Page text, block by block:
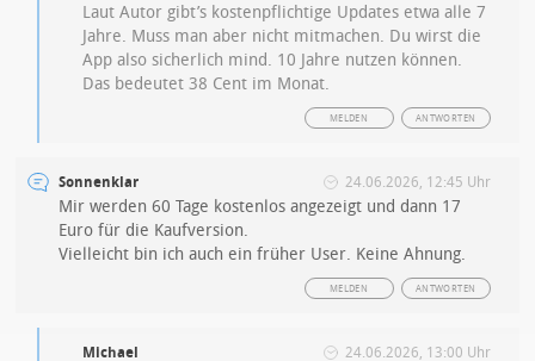
Laut Autor gibt’s kostenpflichtige Updates etwa alle 7
Jahre. Muss man aber nicht mitmachen. Du wirst die
App also sicherlich mind. 10 Jahre nutzen können.
Das bedeutet 38 Cent im Monat.
ANTWORTEN
MELDEN
Sonnenklar 24.06.2026, 12:45 Uhr
Mir werden 60 Tage kostenlos angezeigt und dann 17
Euro für die Kaufversion.
Vielleicht bin ich auch ein früher User. Keine Ahnung.
ANTWORTEN
MELDEN
Michael 24.06.2026, 13:00 Uhr